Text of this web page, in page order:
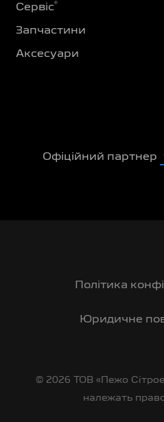
Сервіс®
Запчастини
Аксесуари
Офіційний партнер
Політика
Юридичне
© 2026 ТОВ «Пежо
належать